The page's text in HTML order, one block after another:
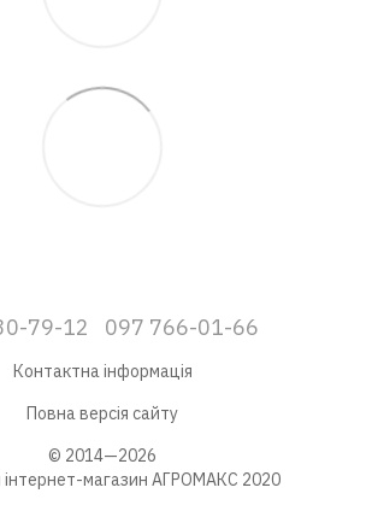
79-12 097 766-01-66
Контактна інформація
Повна версія сайту
© 2014—2026
інтернет-магазин АГРОМАКС 2020